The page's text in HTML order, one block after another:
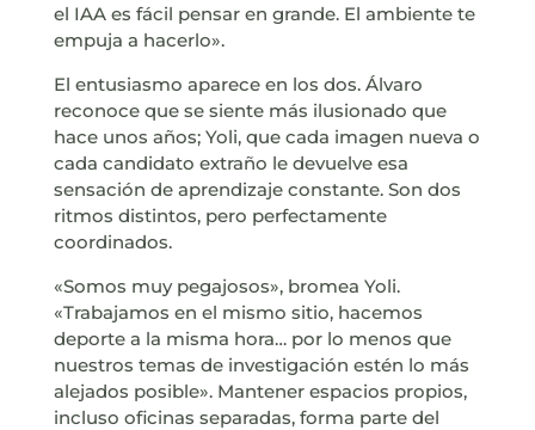
el IAA es fácil pensar en grande. El ambiente te
empuja a hacerlo».
El entusiasmo aparece en los dos. Álvaro
reconoce que se siente más ilusionado que
hace unos años; Yoli, que cada imagen nueva o
cada candidato extraño le devuelve esa
sensación de aprendizaje constante. Son dos
ritmos distintos, pero perfectamente
coordinados.
«Somos muy pegajosos», bromea Yoli.
«Trabajamos en el mismo sitio, hacemos
deporte a la misma hora… por lo menos que
nuestros temas de investigación estén lo más
alejados posible». Mantener espacios propios,
incluso oficinas separadas, forma parte del